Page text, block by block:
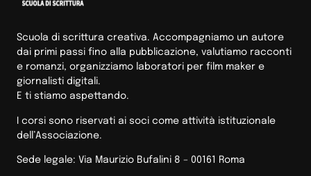
Scuola di scrittura creativa. Accompagniamo un autore
dai primi passi fino alla pubblicazione, valutiamo racconti
e romanzi, organizziamo laboratori per film maker e
giornalisti digitali.
E ti stiamo aspettando.
I corsi sono riservati ai soci come attività istituzionale
dell’Associazione.
Sede legale: Via Maurizio Bufalini 8 – 00161 Roma